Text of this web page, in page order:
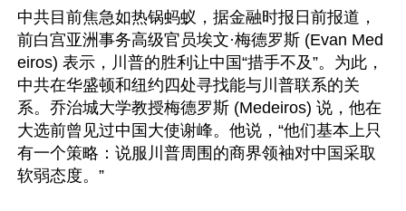
中共目前焦急如热锅蚂蚁，据金融时报日前报道，
前白宫亚洲事务高级官员埃文·梅德罗斯 (Evan Med
eiros) 表示，川普的胜利让中国“措手不及”。为此，
中共在华盛顿和纽约四处寻找能与川普联系的关
系。乔治城大学教授梅德罗斯 (Medeiros) 说，他在
大选前曾见过中国大使谢峰。他说，“他们基本上只
有一个策略：说服川普周围的商界领袖对中国采取
软弱态度。”